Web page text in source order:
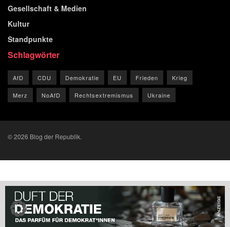
Gesellschaft & Medien
Kultur
Standpunkte
Schlagwörter
AfD CDU Demokratie EU Frieden Krieg
Merz NoAfD Rechtsextremismus Ukraine
© 2026 Blog der Republik.